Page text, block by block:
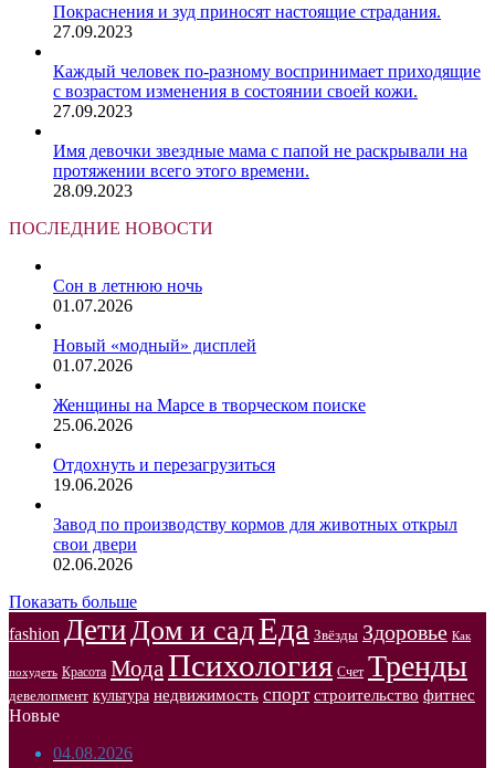
Покраснения и зуд приносят настоящие страдания.
27.09.2023
Каждый человек по-разному воспринимает приходящие
с возрастом изменения в состоянии своей кожи.
27.09.2023
Имя девочки звездные мама с папой не раскрывали на
протяжении всего этого времени.
28.09.2023
ПОСЛЕДНИЕ НОВОСТИ
Сон в летнюю ночь
01.07.2026
Новый «модный» дисплей
01.07.2026
Женщины на Марсе в творческом поиске
25.06.2026
Отдохнуть и перезагрузиться
19.06.2026
Завод по производству кормов для животных открыл
свои двери
02.06.2026
Показать больше
fashion ДетиДом и садЕда Звёзды Здоровье Как
похудеть Красота Мода Психология Счет Тренды
девелопмент культура недвижимость спорт строительство фитнес
Новые
04.08.2026